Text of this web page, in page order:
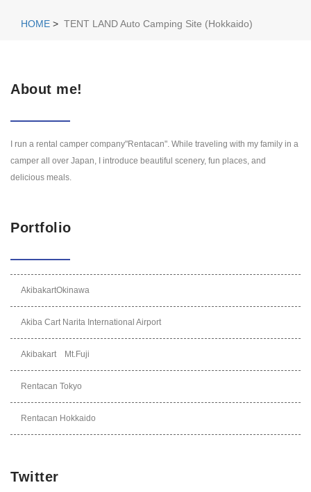
HOME > TENT LAND Auto Camping Site (Hokkaido)
About me!
I run a rental camper company"Rentacan". While traveling with my family in a
camper all over Japan, I introduce beautiful scenery, fun places, and
delicious meals.
Portfolio
AkibakartOkinawa
Akiba Cart Narita International Airport
Akibakart Mt.Fuji
Rentacan Tokyo
Rentacan Hokkaido
Twitter